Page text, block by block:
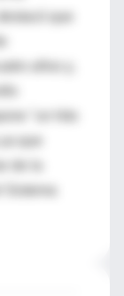
que
"un hito
que